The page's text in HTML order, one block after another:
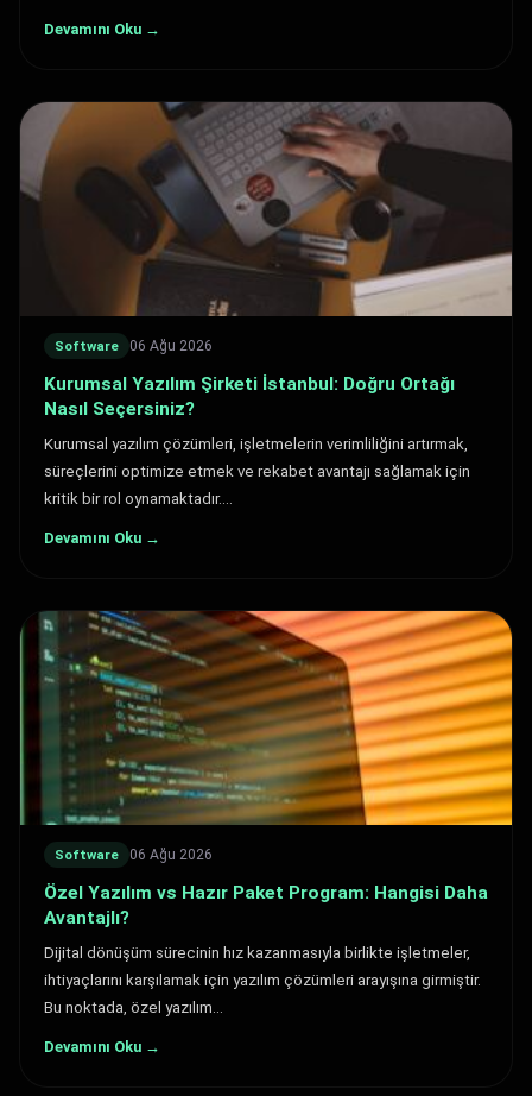
Devamını Oku →
Software 06 Ağu 2026
Kurumsal Yazılım Şirketi İstanbul: Doğru Ortağı
Nasıl Seçersiniz?
Kurumsal yazılım çözümleri, işletmelerin verimliliğini artırmak,
süreçlerini optimize etmek ve rekabet avantajı sağlamak için
kritik bir rol oynamaktadır.…
Devamını Oku →
Software 06 Ağu 2026
Özel Yazılım vs Hazır Paket Program: Hangisi Daha
Avantajlı?
Dijital dönüşüm sürecinin hız kazanmasıyla birlikte işletmeler,
ihtiyaçlarını karşılamak için yazılım çözümleri arayışına girmiştir.
Bu noktada, özel yazılım…
Devamını Oku →